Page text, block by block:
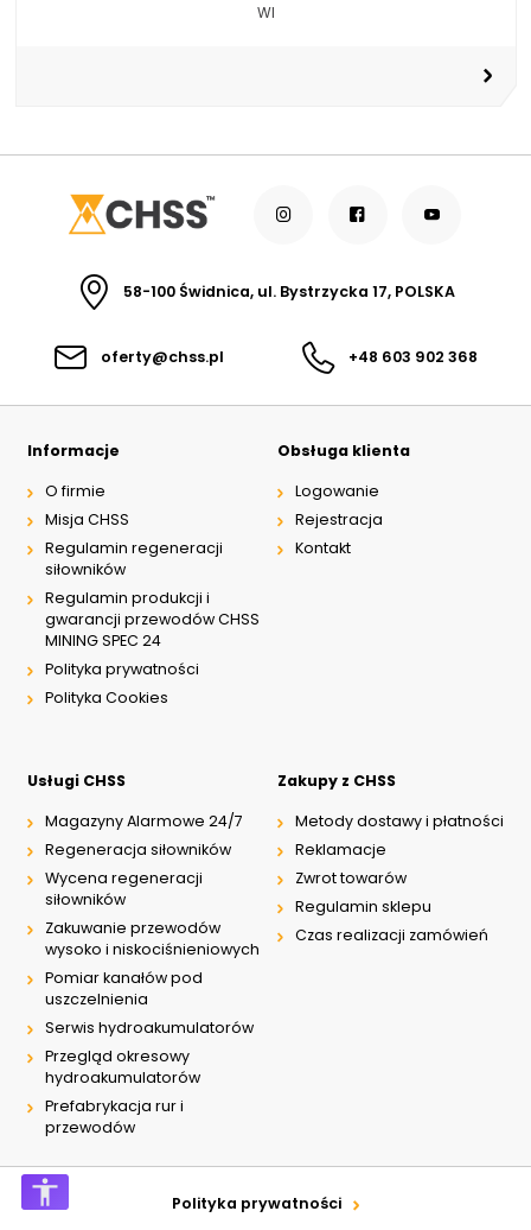
WI
58-100 Świdnica, ul. Bystrzycka 17, POLSKA
oferty@chss.pl +48 603 902 368
Informacje
O firmie
Misja CHSS
Regulamin regeneracji
siłowników
Regulamin produkcji i
gwarancji przewodów CHSS
MINING SPEC 24
Polityka prywatności
Polityka Cookies
Obsługa klienta
Logowanie
Rejestracja
Kontakt
Usługi CHSS
Magazyny Alarmowe 24/7
Regeneracja siłowników
Wycena regeneracji
siłowników
Zakuwanie przewodów
wysoko i niskociśnieniowych
Pomiar kanałów pod
uszczelnienia
Serwis hydroakumulatorów
Przegląd okresowy
hydroakumulatorów
Prefabrykacja rur i
przewodów
Zakupy z CHSS
Metody dostawy i płatności
Reklamacje
Zwrot towarów
Regulamin sklepu
Czas realizacji zamówień
Polityka prywatności